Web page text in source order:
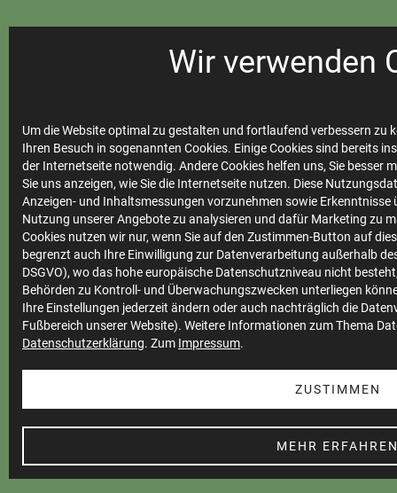
Wir verwenden
Um die Website optimal zu gestalten und fortlaufend verbessern
Ihren Besuch in sogenannten Cookies. Einige Cookies sind bereits
der Internetseite notwendig. Andere Cookies helfen uns, Sie besser
Sie uns anzeigen, wie Sie die Internetseite nutzen. Diese
Anzeigen- und Inhaltsmessungen vorzunehmen sowie Erkenntnisse
Nutzung unserer Angebote zu analysieren und dafür Marketing zu
Cookies nutzen wir nur, wenn Sie auf den Zustimmen-Button auf
begrenzt auch Ihre Einwilligung zur Datenverarbeitung außerhalb
DSGVO), wo das hohe europäische Datenschutzniveau nicht
Behörden zu Kontroll- und Überwachungszwecken unterliegen
Ihre Einstellungen jederzeit ändern oder auch nachträglich die
Fußbereich unserer Website). Weitere Informationen zum Thema
Datenschutzerklärung. Zum Impressum.
ZUSTIMMEN
MEHR
Marktkommunikation
Vertrieb
Impressum
Datenschutz
Teilnahmebedingungen
Cookie Einstellungen
Barrierefreiheit